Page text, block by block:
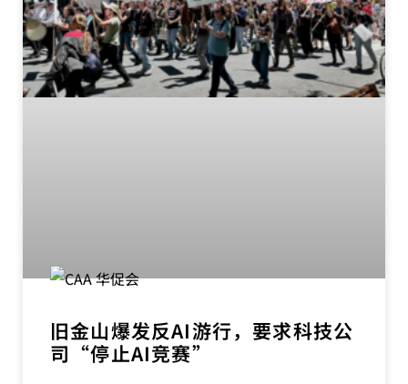
旧金山爆发反AI游行，要求科技公
司“停止AI竞赛”